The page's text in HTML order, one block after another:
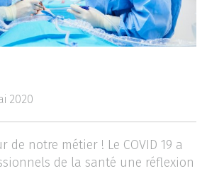
2020
notre métier ! Le COVID 19 a
de la santé une réflexion